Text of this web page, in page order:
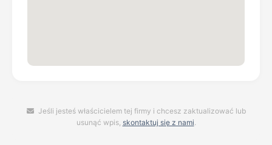
Jeśli jesteś właścicielem tej firmy i chcesz zaktualizować lub
usunąć wpis, skontaktuj się z nami.